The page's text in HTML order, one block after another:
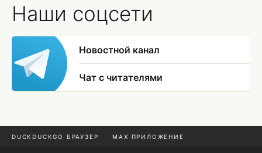
Наши соцсети
Новостной канал
Чат с читателями
DUCKDUCKGO БРАУЗЕР MAX ПРИЛОЖЕНИЕ